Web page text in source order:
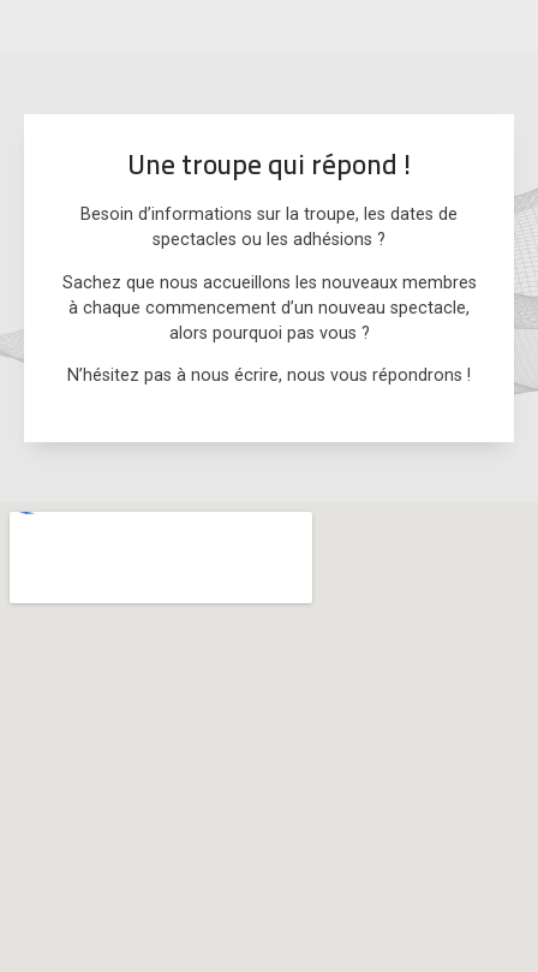
Une troupe qui répond !
Besoin d’informations sur la troupe, les dates de
spectacles ou les adhésions ?
Sachez que nous accueillons les nouveaux membres
à chaque commencement d’un nouveau spectacle,
alors pourquoi pas vous ?
N’hésitez pas à nous écrire, nous vous répondrons !